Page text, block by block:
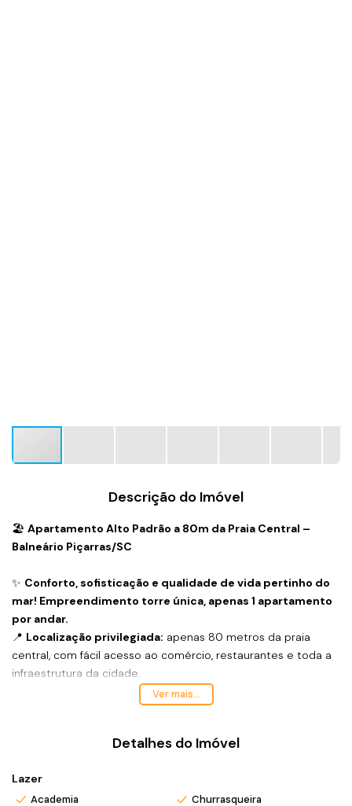
Descrição do Imóvel
🏖 Apartamento Alto Padrão a 80m da Praia Central –
Balneário Piçarras/SC
✨ Conforto, sofisticação e qualidade de vida pertinho do
mar! Empreendimento torre única, apenas 1 apartamento
por andar.
📍 Localização privilegiada: apenas 80 metros da praia
central, com fácil acesso ao comércio, restaurantes e toda a
infraestrutura da cidade.
200 m² de área privativa
🎯 Ambientes amplos, integrados e planejados para o seu
conforto!
Ver mais...
Detalhes do Imóvel
Lazer
Academia
Churrasqueira